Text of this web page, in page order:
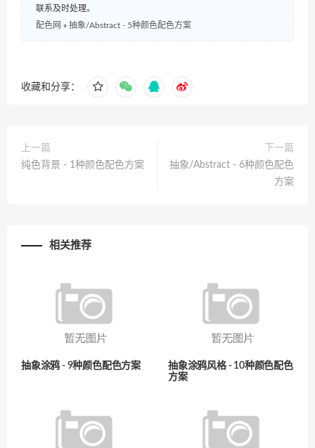
联系及时处理。
配色网 » 抽象/Abstract - 5种颜色配色方案
收藏和分享：
上一篇
纯色背景 - 1种颜色配色方案
下一篇
抽象/Abstract - 6种颜色配色
方案
相关推荐
抽象涂鸦 - 9种颜色配色方案
抽象涂鸦风格 - 10种颜色配色
方案